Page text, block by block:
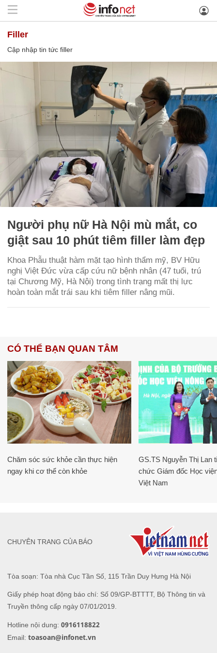
filler
Cập nhập tin tức filler
Người phụ nữ Hà Nội mù mắt, co
giật sau 10 phút tiêm filler làm đẹp
Khoa Phẫu thuật hàm mặt tạo hình thẩm mỹ, BV Hữu
nghị Việt Đức vừa cấp cứu nữ bệnh nhân (47 tuổi, trú
tại Chương Mỹ, Hà Nội) trong tình trạng mất thị lực
hoàn toàn mắt trái sau khi tiêm filler nâng mũi.
CÓ THỂ BẠN QUAN TÂM
Chăm sóc sức khỏe cần thực hiện
ngay khi cơ thể còn khỏe
GS.TS Nguyễn Thị Lan
chức Giám đốc Học
Việt Nam
Tòa soạn: Tòa nhà Cục Tần Số, 115 Trần Duy Hưng Hà Nội
Giấy phép hoạt động báo chí: Số 09/GP-BTTTT, Bộ Thông tin và
Truyền thông cấp ngày 07/01/2019.
Hotline nội dung: 0916118822
Email: toasoan@infonet.vn
CHUYÊN TRANG CỦA BÁO